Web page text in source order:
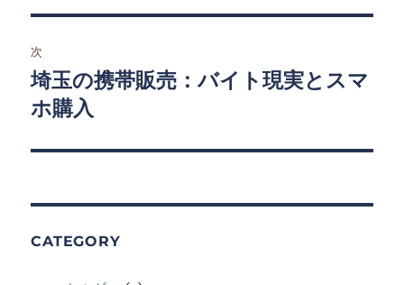
ゲ
ー
シ
次
次
の
稿:
埼玉の携帯販売：バイト現実とスマ
ホ購入
CATEGORY